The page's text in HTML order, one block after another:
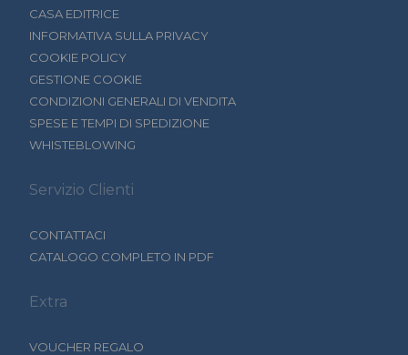
CASA EDITRICE
INFORMATIVA SULLA PRIVACY
COOKIE POLICY
GESTIONE COOKIE
CONDIZIONI GENERALI DI VENDITA
SPESE E TEMPI DI SPEDIZIONE
WHISTEBLOWING
Servizio Clienti
CONTATTACI
CATALOGO COMPLETO IN PDF
Extra
VOUCHER REGALO